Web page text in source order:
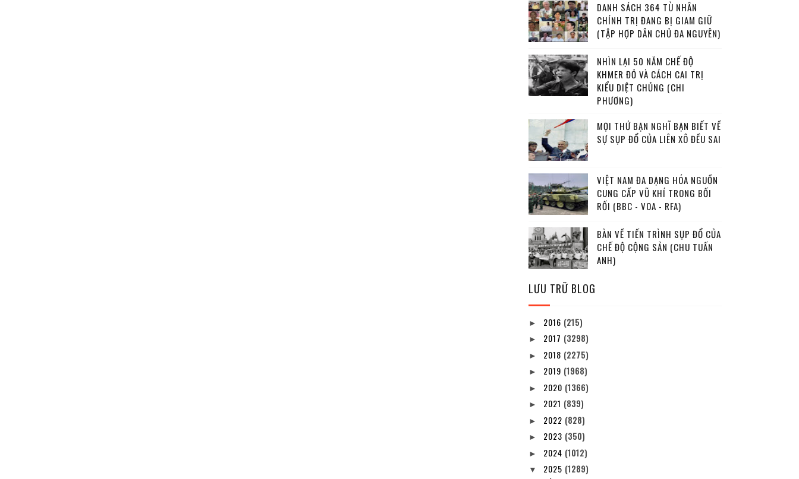
DANH SÁCH 364 TÙ NHÂN
CHÍNH TRỊ ĐANG BỊ GIAM GIỮ
(TẬP HỢP DÂN CHỦ ĐA NGUYÊN)
NHÌN LẠI 50 NĂM CHẾ ĐỘ
KHMER ĐỎ VÀ CÁCH CAI TRỊ
KIỂU DIỆT CHỦNG (CHI
PHƯƠNG)
MỌI THỨ BẠN NGHĨ BẠN BIẾT VỀ
SỰ SỤP ĐỔ CỦA LIÊN XÔ ĐỀU SAI
VIỆT NAM ĐA DẠNG HÓA NGUỒN
CUNG CẤP VŨ KHÍ TRONG BỐI
RỐI (BBC - VOA - RFA)
BÀN VỀ TIẾN TRÌNH SỤP ĐỔ CỦA
CHẾ ĐỘ CỘNG SẢN (CHU TUẤN
ANH)
LƯU TRỮ BLOG
► 2016 (215)
► 2017 (3298)
► 2018 (2275)
► 2019 (1968)
► 2020 (1366)
► 2021 (839)
► 2022 (828)
► 2023 (350)
► 2024 (1012)
▼ 2025 (1289)